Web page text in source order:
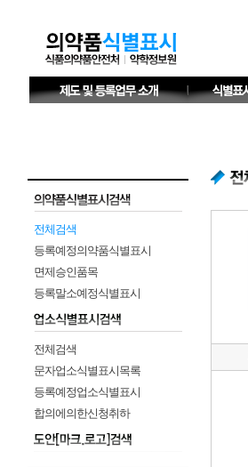
전체검색
등록예정의약품식별표시
면제승인품목
등록말소예정식별표시
전체검색
문자업소식별표시목록
등록예정업소식별표시
합의에의한신청취하